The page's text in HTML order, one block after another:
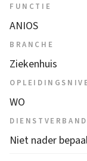
FUNCTIE
ANIOS
BRANCHE
Ziekenhuis
WO
DIENSTVERBAND
Niet nader